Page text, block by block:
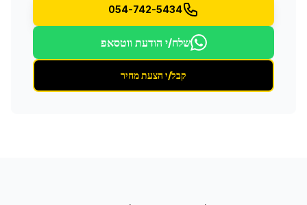
054-742-5434
שלח/י הודעת ווטסאפ
קבל/י הצעת מחיר